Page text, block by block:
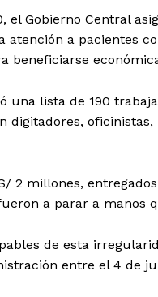
el Gobierno Central
a pacientes
beneficiarse
una lista de 190
digitadores,
2 millones,
a parar a manos
de esta
entre el 4 de